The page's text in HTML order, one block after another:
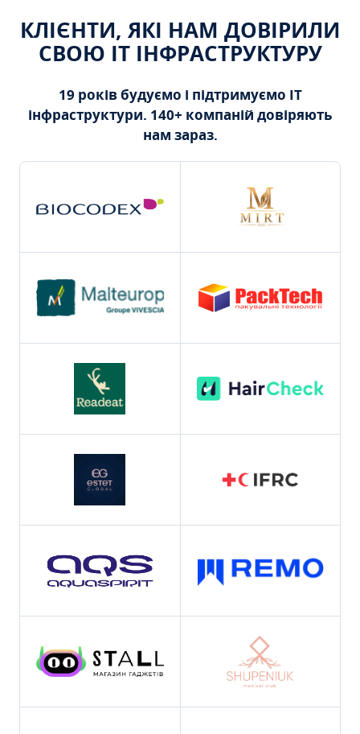
КЛІЄНТИ, ЯКІ НАМ ДОВІРИЛИ
СВОЮ ІТ ІНФРАСТРУКТУРУ
19 років будуємо і підтримуємо ІТ
інфраструктури. 140+ компаній довіряють
нам зараз.